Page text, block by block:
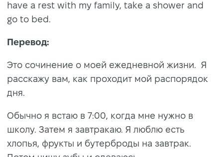
have a rest with my family, take a shower and
go to bed.
Перевод:
Это сочинение о моей ежедневной жизни. Я
расскажу вам, как проходит мой распорядок
дня.
Обычно я встаю в 7:00, когда мне нужно в
школу. Затем я завтракаю. Я люблю есть
хлопья, фрукты и бутерброды на завтрак.